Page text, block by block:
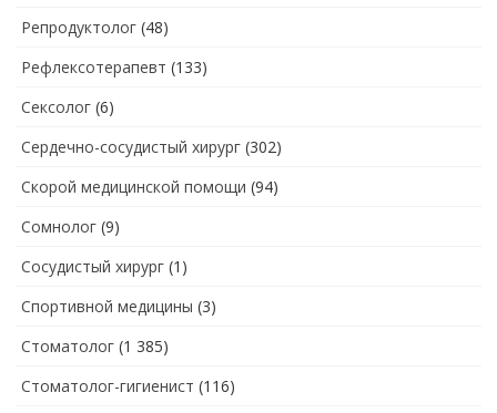
Репродуктолог (48)
Рефлексотерапевт (133)
Сексолог (6)
Сердечно-сосудистый хирург (302)
Скорой медицинской помощи (94)
Сомнолог (9)
Сосудистый хирург (1)
Спортивной медицины (3)
Стоматолог (1 385)
Стоматолог-гигиенист (116)